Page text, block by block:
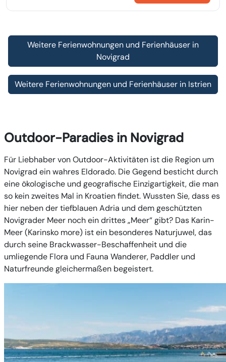
Weitere Ferienwohnungen und Ferienhäuser in
Novigrad
Weitere Ferienwohnungen und Ferienhäuser in Istrien
Outdoor-Paradies in Novigrad
Für Liebhaber von Outdoor-Aktivitäten ist die Region um
Novigrad ein wahres Eldorado. Die Gegend besticht durch
eine ökologische und geografische Einzigartigkeit, die man
so kein zweites Mal in Kroatien findet. Wussten Sie, dass es
hier neben der tiefblauen Adria und dem geschützten
Novigrader Meer noch ein drittes „Meer“ gibt? Das Karin-
Meer (Karinsko more) ist ein besonderes Naturjuwel, das
durch seine Brackwasser-Beschaffenheit und die
umliegende Flora und Fauna Wanderer, Paddler und
Naturfreunde gleichermaßen begeistert.